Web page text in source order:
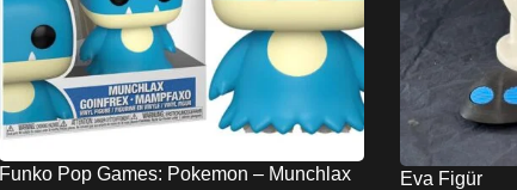
Funko Pop Games: Pokemon – Munchlax
Eva Figür